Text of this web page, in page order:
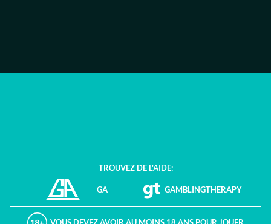
TROUVEZ DE L'AIDE:
GA GAMBLINGTHERAPY